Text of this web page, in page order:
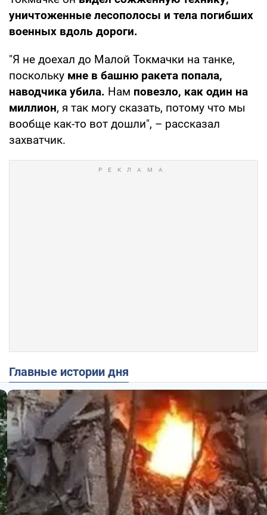
уничтоженные лесополосы и тела погибших
военных вдоль дороги.
"Я не доехал до Малой Токмачки на танке,
поскольку мне в башню ракета попала,
наводчика убила. Нам повезло, как один на
миллион, я так могу сказать, потому что мы
вообще как-то вот дошли", – рассказал
захватчик.
Главные истории дня